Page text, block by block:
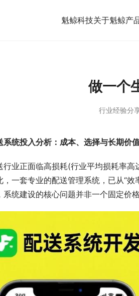
魁鲸科技关于魁鲸产
做一个
行业经验分
系统投入分析：成本、选择与长期价
行业正面临高损耗(行业平均损耗率
，一套专业的配送管理系统，已从“
系统建设的核心问题并非一个固定价